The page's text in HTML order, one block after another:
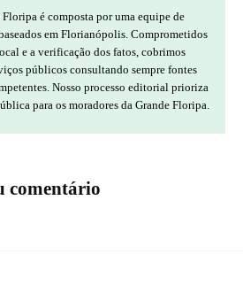
é composta por uma equipe de
em Florianópolis. Comprometidos
e a verificação dos fatos, cobrimos
públicos consultando sempre fontes
Nosso processo editorial prioriza
para os moradores da Grande Floripa.
comentário